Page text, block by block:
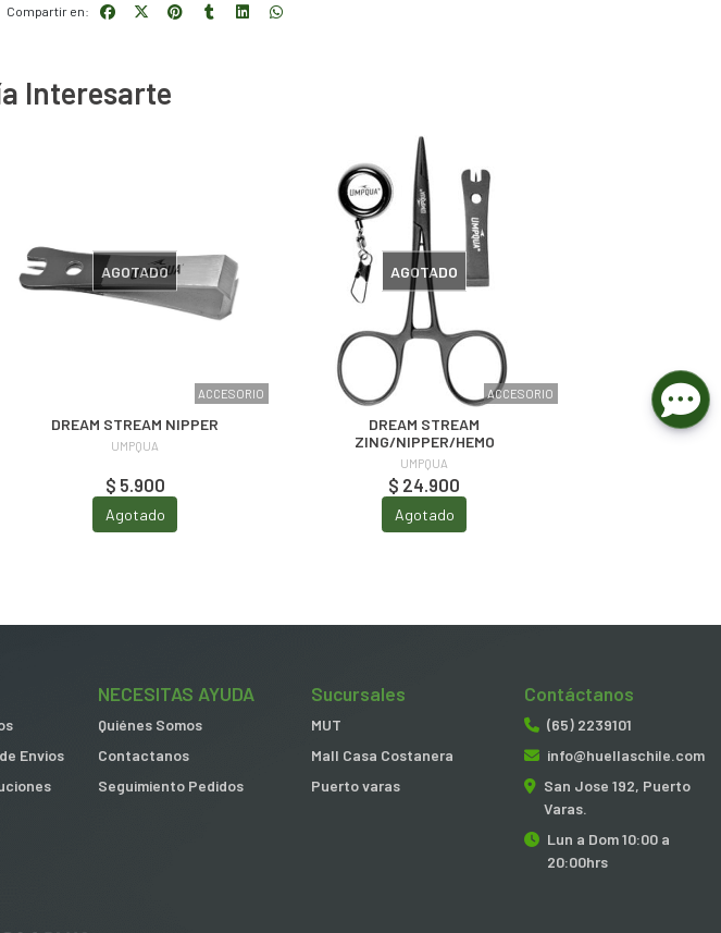
Compartir en:
Interesarte
ACCESORIO
AGOTADO
DREAM STREAM NIPPER
UMPQUA
$ 5.900
Agotado
ACCESORIO
AGOTADO
DREAM STREAM
ZING/NIPPER/HEMO
UMPQUA
$ 24.900
Agotado
Envios
NECESITAS AYUDA
Quiénes Somos
Contactanos
Seguimiento Pedidos
Sucursales
MUT
Mall Casa Costanera
Puerto varas
Contáctanos
(65) 2239101
info@huellaschile.com
San Jose 192, Puerto
Varas.
Lun a Dom 10:00 a
20:00hrs